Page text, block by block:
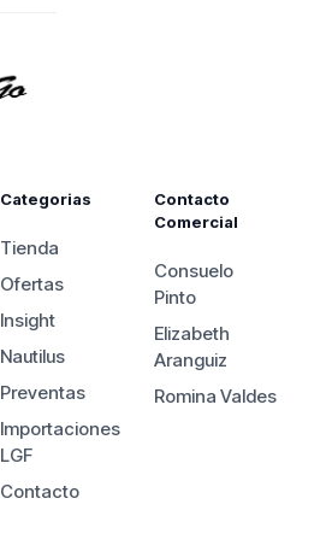
Categorias
Tienda
Ofertas
Insight
Nautilus
Preventas
Importaciones
LGF
Contacto
Contacto
Comercial
Consuelo
Pinto
Elizabeth
Aranguiz
Romina Valdes